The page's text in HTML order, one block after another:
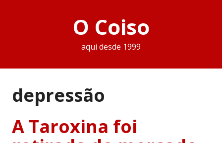
O Coiso
aqui desde 1999
depressão
A Taroxina foi